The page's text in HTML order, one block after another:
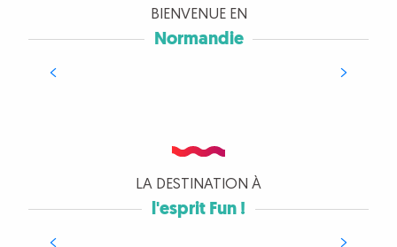
BIENVENUE EN
Normandie
LA DESTINATION À
l'esprit Fun !
Menez l'enquête en famille